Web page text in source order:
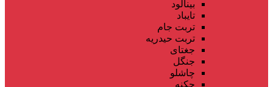
بینالود
تایباد
تربت جام
تربت حیدریه
جغتای
جنگل
چاشلو
چکنه